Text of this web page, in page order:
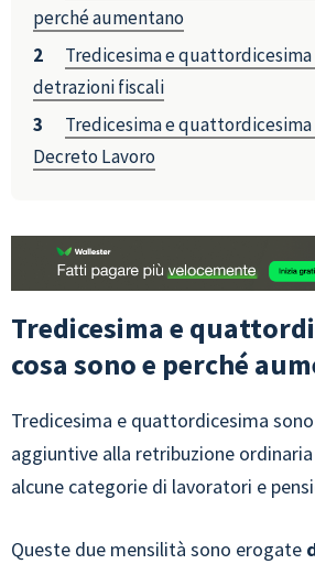
perché aumentano
Tredicesima e
detrazioni fiscali
Tredicesima e
Decreto Lavoro
Tredicesima e
cosa sono e perché
Tredicesima e quattordicesima
aggiuntive alla retribuzione
alcune categorie di lavoratori e
Queste due mensilità sono erogate